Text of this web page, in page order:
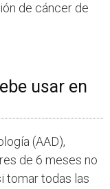
de cáncer de
usar en
(AAD),
de 6 meses no
tomar todas las